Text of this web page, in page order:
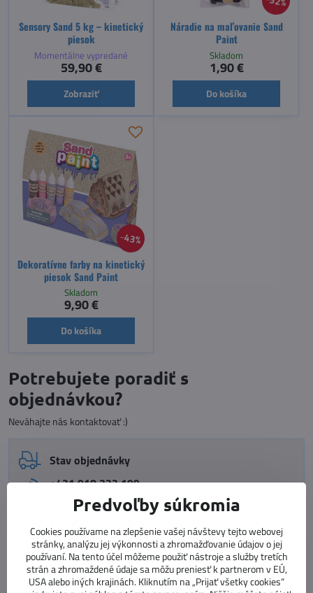
Sensory Sand 5 kg – kinetický
piesok
Momentálne vypredané
59,90 €
Zobraziť
Náradie na maľovanie Sand
Paint
Skladom
1,90 €
Do košíka
43%
Dekoratívne farby na kinetický
piesok Sand Paint
Skladom
9,90 €
Do košíka
Potrebujete poradiť s
objednávkou?
Neváhajte nás kontaktovať :)
Stav objednávky
+421 918 322 199
e-shop
info​@vnimavedeti​.sk
+421 915 773 060
vzdelávanie pedagógov
vzdelavanie​@prosolutions​.sk
Predvoľby súkromia
Cookies používame na zlepšenie vašej návštevy tejto webovej
stránky, analýzu jej výkonnosti a zhromažďovanie údajov o jej
používaní. Na tento účel môžeme použiť nástroje a služby tretích
strán a zhromaždené údaje sa môžu preniesť k partnerom v EÚ,
USA alebo iných krajinách. Kliknutím na „Prijať všetky cookies“